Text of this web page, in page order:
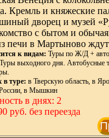
Кремль и княжеские
дворец и музей
с бытом и
печи в Мартыново ждут
к видам: Туры по Ж/Д +
выходного дня. Автобусные
в туре: в Тверскую область, в
в Мышкин
в днях: 2
руб. без переезда